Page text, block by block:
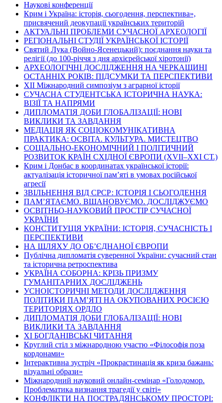
Наукові конференції
Крим і Україна: історія, сьогодення, перспектива»,
присвячений деокупації українських територій
АКТУАЛЬНІ ПРОБЛЕМИ СУЧАСНОЇ АРХЕОЛОГІЇ
РЕГІОНАЛЬНІ СТУДІЇ УКРАЇНСЬКОЇ ІСТОРІЇ
Святий Лука (Войно-Ясенецький): поєднання науки та
релігії (до 100-річчя з дня архієрейської хіротонії)
АРХЕОЛОГІЧНІ ДОСЛІДЖЕННЯ НА ЧЕРКАЩИНІ
ОСТАННІХ РОКІВ: ПІДСУМКИ ТА ПЕРСПЕКТИВИ
ХІІ Міжнародний симпозіум з аграрної історії
СУЧАСНА СТУДЕНТСЬКА ІСТОРИЧНА НАУКА:
ВІЗІЇ ТА НАПРЯМИ
ДИПЛОМАТІЯ ДОБИ ГЛОБАЛІЗАЦІЇ: НОВІ
ВИКЛИКИ ТА ЗАВДАННЯ
МЕДІАЦІЯ ЯК СОЦІОКОМУНІКАТИВНА
ПРАКТИКА: ОСВІТА. КУЛЬТУРА. МИСТЕЦТВО
СОЦІАЛЬНО-ЕКОНОМІЧНИЙ І ПОЛІТИЧНИЙ
РОЗВИТОК КРАЇН СХІДНОЇ ЄВРОПИ (ХVІІ–ХХІ СТ.)
Крим і Донбас в координатах української історії:
актуалізація історичної пам’яті в умовах російської
агресії
ЗВІЛЬНЕННЯ ВІД СРСР: ІСТОРІЯ І СЬОГОДЕННЯ
ПАМ’ЯТАЄМО. ВШАНОВУЄМО. ДОСЛІДЖУЄМО
ОСВІТНЬО-НАУКОВИЙ ПРОСТІР СУЧАСНОЇ
УКРАЇНИ
КОНСТИТУЦІЯ УКРАЇНИ: ІСТОРІЯ, СУЧАСНІСТЬ І
ПЕРСПЕКТИВИ
НА ШЛЯХУ ДО ОБ’ЄДНАНОЇ ЄВРОПИ
Публічна дипломатія суверенної України: сучасний стан
та історична ретроспектива
УКРАЇНА СОБОРНА: КРІЗЬ ПРИЗМУ
ГУМАНІТАРНИХ ДОСЛІДЖЕНЬ
УСНОІСТОРИЧНІ МЕТОДИ ДОСЛІДЖЕННЯ
ПОЛІТИКИ ПАМ’ЯТІ НА ОКУПОВАНИХ РОСІЄЮ
ТЕРИТОРІЯХ ОРДЛО
ДИПЛОМАТІЯ ДОБИ ГЛОБАЛІЗАЦІЇ: НОВІ
ВИКЛИКИ ТА ЗАВДАННЯ
ХІ БОГДАНІВСЬКІ ЧИТАННЯ
Круглий стіл з міжнародною участю «Філософія поза
кордонами»
Інтерактивна зустріч «Прокрастинація як криза бажань:
візуальні образи»
Міжнародний науковий онлайн-семінар «Голодомор.
Проблематика визнання трагедії у світі»
КОНФЛІКТИ НА ПОСТРАДЯНСЬКОМУ ПРОСТОРІ: